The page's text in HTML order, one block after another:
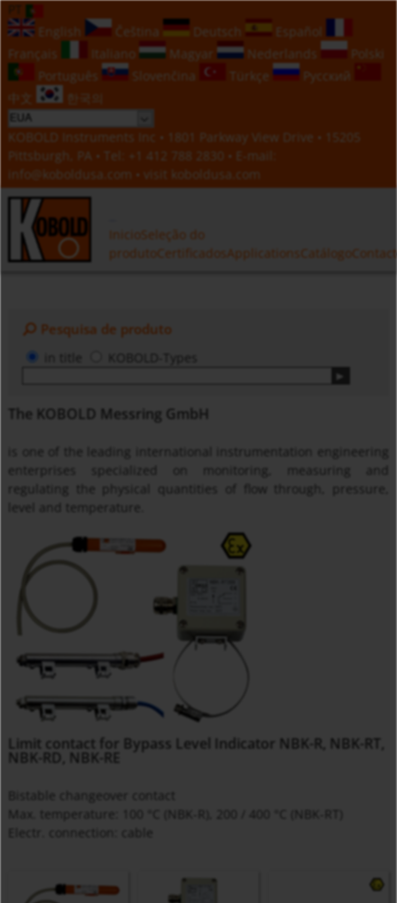
English
Čeština Deutsch
Español
Français
Italiano Magyar Nederlands
Polski
Português
Slovenčina Türkçe
Русский
中文
한국의
KOBOLD Instruments Inc • 1801 Parkway View Drive • 15205
Pittsburgh, PA • Tel:
+1 412 788 2830 • E-mail:
info@koboldusa.com • visit koboldusa.com
Inicio Seleção do
produtoCertificadosApplications Catálogo
Pesquisa de produto
KOBOLD-Types
The KOBOLD Messring GmbH
is one of the leading international instrumentation engineering
enterprises specialized on monitoring, measuring and
regulating the physical quantities of flow through, pressure,
level and temperature.
Limit contact for Bypass Level Indicator NBK-R, NBK-RT,
NBK-RD, NBK-RE
Bistable changeover contact
Max. temperature: 100 °C (NBK-R), 200 / 400 °C (NBK-RT)